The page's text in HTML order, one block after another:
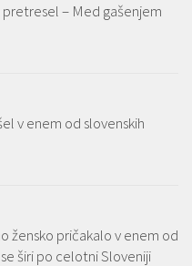
– Med gašenjem
v enem od slovenskih
žensko pričakalo v enem od
širi po celotni Sloveniji